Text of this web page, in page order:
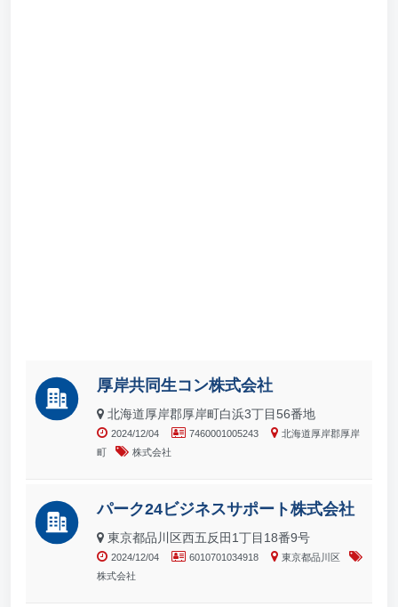
厚岸共同生コン株式会社
北海道厚岸郡厚岸町白浜3丁目56番地
2024/12/04 7460001005243
北海道厚岸郡厚岸
町
株式会社
パーク24ビジネスサポート株式会社
東京都品川区西五反田1丁目18番9号
2024/12/04 6010701034918
東京都品川区
株式会社